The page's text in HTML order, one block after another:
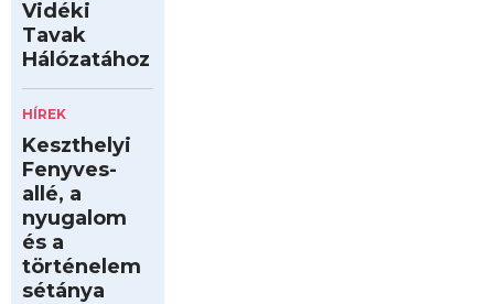
Vidéki
Tavak
Hálózatához
HÍREK
Keszthelyi
Fenyves-
allé, a
nyugalom
és a
történelem
sétánya